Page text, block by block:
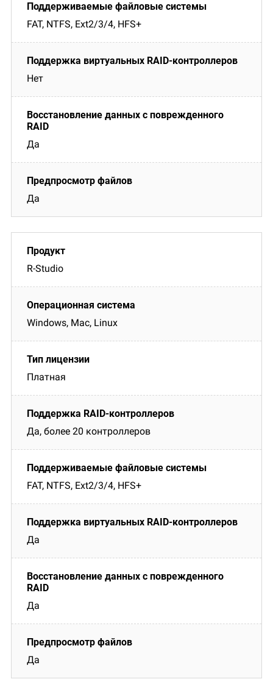
FAT, NTFS, Ext2/3/4, HFS+
Нет
Да
Да
R-Studio
Windows, Mac, Linux
Платная
Да, более 20 контроллеров
FAT, NTFS, Ext2/3/4, HFS+
Да
Да
Да